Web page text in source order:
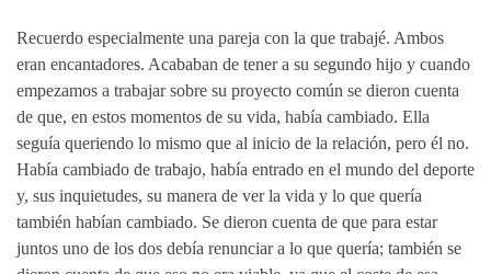
Recuerdo especialmente una pareja con la que trabajé. Ambos
eran encantadores. Acababan de tener a su segundo hijo y cuando
empezamos a trabajar sobre su proyecto común se dieron cuenta
de que, en estos momentos de su vida, había cambiado. Ella
seguía queriendo lo mismo que al inicio de la relación, pero él no.
Había cambiado de trabajo, había entrado en el mundo del deporte
y, sus inquietudes, su manera de ver la vida y lo que quería
también habían cambiado. Se dieron cuenta de que para estar
juntos uno de los dos debía renunciar a lo que quería; también se